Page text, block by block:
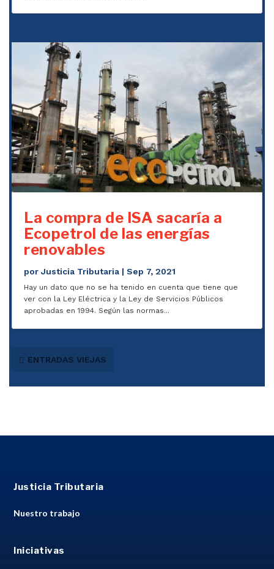
La compra de ISA sacaría a
Ecopetrol de las energías
renovables
porJusticia Tributaria |Sep 7, 2021
Hay un dato que no se ha tenido en cuenta que tiene que
ver con la Ley Eléctrica y la Ley de Servicios Públicos
aprobadas en 1994. Según las normas...
ENTRADAS VIEJAS
Justicia Tributaria
Nuestro trabajo
Iniciativas